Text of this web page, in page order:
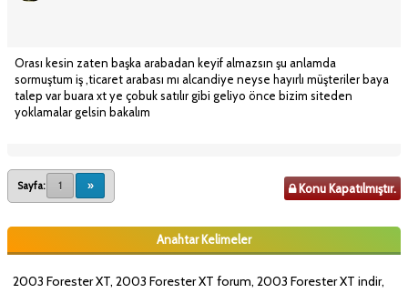
Orası kesin zaten başka arabadan keyif almazsın şu anlamda
sormuştum iş ,ticaret arabası mı alcandiye neyse hayırlı müşteriler baya
talep var buara xt ye çobuk satılır gibi geliyo önce bizim siteden
yoklamalar gelsin bakalım
Sayfa: 1 » Konu Kapatılmıştır.
Anahtar Kelimeler
2003 Forester XT, 2003 Forester XT forum, 2003 Forester XT indir,